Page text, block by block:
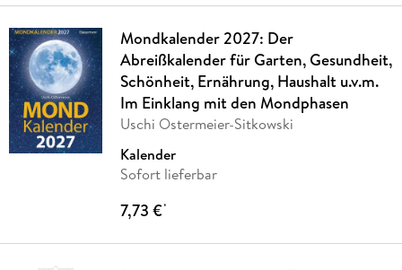
Mondkalender 2027: Der
Abreißkalender für Garten, Gesundheit,
Schönheit, Ernährung, Haushalt u.v.m.
Im Einklang mit den Mondphasen
Uschi Ostermeier-Sitkowski
Kalender
Sofort lieferbar
7,73 €*